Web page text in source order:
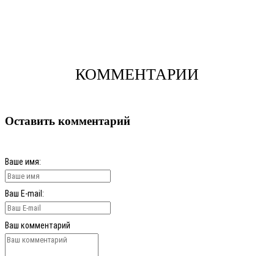
КОММЕНТАРИИ
Оставить комментарий
Ваше имя:
Ваш E-mail:
Ваш комментарий